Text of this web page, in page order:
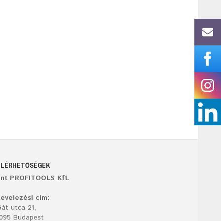
PROFITOOLS Kft.
cím:
utca 21,
Budapest